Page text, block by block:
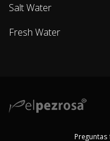
Salt Water
Fresh Water